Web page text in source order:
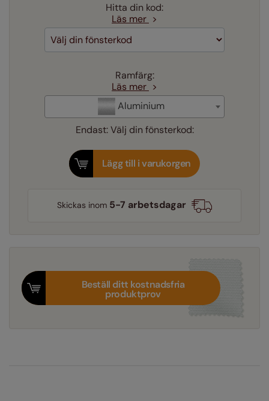
Hitta din kod:
Läs mer
Ramfärg:
Läs mer
Aluminium
Endast:Välj din fönsterkod:
Lägg till i varukorgen
Skickas inom 5-7 arbetsdagar
Beställ ditt kostnadsfria
produktprov